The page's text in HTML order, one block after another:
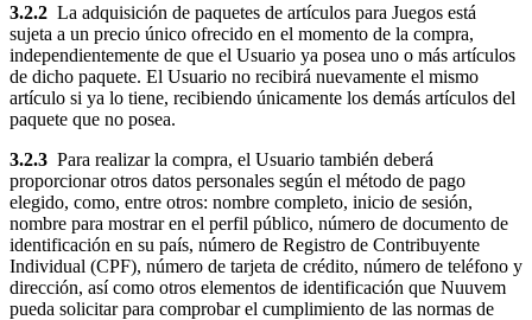
3.2.2 La adquisición de paquetes de artículos para Juegos está
sujeta a un precio único ofrecido en el momento de la compra,
independientemente de que el Usuario ya posea uno o más artículos
de dicho paquete. El Usuario no recibirá nuevamente el mismo
artículo si ya lo tiene, recibiendo únicamente los demás artículos del
paquete que no posea.
3.2.3 Para realizar la compra, el Usuario también deberá
proporcionar otros datos personales según el método de pago
elegido, como, entre otros: nombre completo, inicio de sesión,
nombre para mostrar en el perfil público, número de documento de
identificación en su país, número de Registro de Contribuyente
Individual (CPF), número de tarjeta de crédito, número de teléfono y
dirección, así como otros elementos de identificación que Nuuvem
pueda solicitar para comprobar el cumplimiento de las normas de